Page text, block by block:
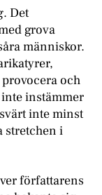
Det
grova
människor.
och
instämmer
inte minst
stretchen i
författarens